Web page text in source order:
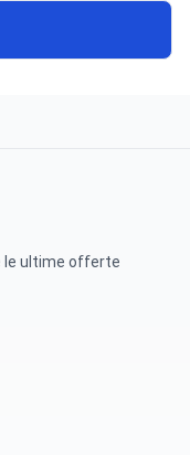
le ultime offerte